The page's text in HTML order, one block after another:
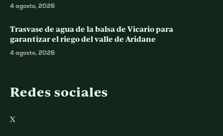
4 agosto, 2026
Trasvase de agua de la balsa de Vicario para
garantizar el riego del valle de Aridane
4 agosto, 2026
Redes sociales
X